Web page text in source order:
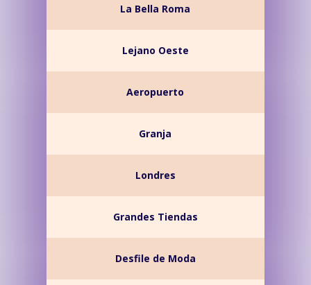
La Bella Roma
Lejano Oeste
Aeropuerto
Granja
Londres
Grandes Tiendas
Desfile de Moda